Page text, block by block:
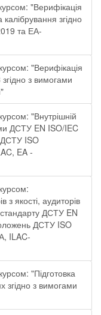
"Верифікація
згідно
та ЕА-
"Верифікація
з вимогами
"Внутрішній
ДСТУ EN ISO/IEC
ISO
EA -
з якості, аудиторів
ДСТУ EN
ДСТУ ISO
ILAC-
"Підготовка
згідно з вимогами